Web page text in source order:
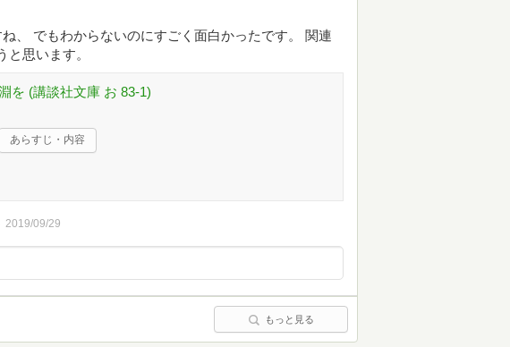
、 でもわからないのにすごく面白かったです。 関連
と思います。
を (講談社文庫 お 83-1)
あらすじ・内容
2019/09/29
もっと見る